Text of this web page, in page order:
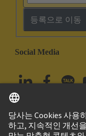
등록으로 이동
Social Media
대한민국